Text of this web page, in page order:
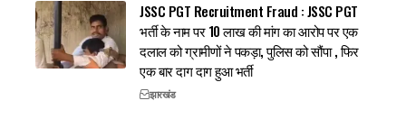
JSSC PGT Recruitment Fraud : JSSC PGT
भर्ती के नाम पर 10 लाख की मांग का आरोप पर एक
दलाल को ग्रामीणों ने पकड़ा, पुलिस को सौंपा , फिर
एक बार दाग दाग हुआ भर्ती
झारखंड